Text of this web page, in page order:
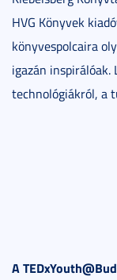
HVG Könyvek
könyvespolcaira
igazán inspirálóak.
technológiákról, a
A